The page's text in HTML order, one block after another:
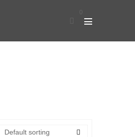
0
Default sorting